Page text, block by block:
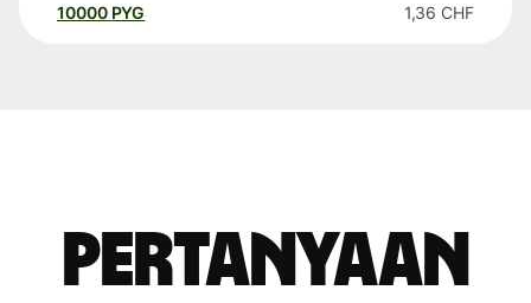
10000 PYG 1,36 CHF
Pertanyaan